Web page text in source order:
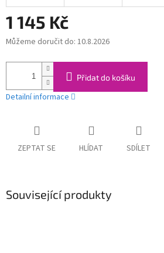
1 145 Kč
Měrná
Můžeme doručit do: 10.8.2026
Přidat do košíku
Detailní informace
ZEPTAT SE HLÍDAT SDÍLET
Související produkty